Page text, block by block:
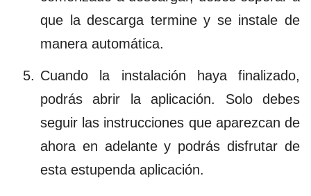
que la descarga termine y se instale de
manera automática.
Cuando la instalación haya finalizado,
podrás abrir la aplicación. Solo debes
seguir las instrucciones que aparezcan de
ahora en adelante y podrás disfrutar de
esta estupenda aplicación.